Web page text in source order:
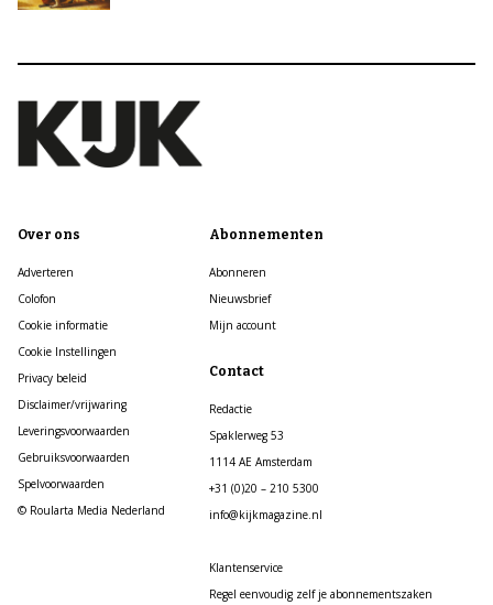
Over ons
Adverteren
Colofon
Cookie informatie
Cookie Instellingen
Privacy beleid
Disclaimer/vrijwaring
Leveringsvoorwaarden
Gebruiksvoorwaarden
Spelvoorwaarden
© Roularta Media Nederland
Abonnementen
Abonneren
Nieuwsbrief
Mijn account
Contact
Redactie
Spaklerweg 53
1114 AE Amsterdam
+31 (0)20 – 210 5300
info@kijkmagazine.nl
Klantenservice
Regel eenvoudig zelf je abonnementszaken